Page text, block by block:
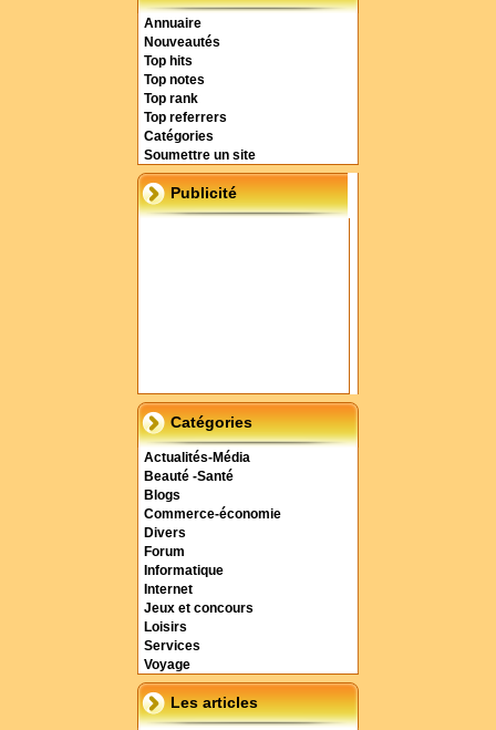
Annuaire
Nouveautés
Top hits
Top notes
Top rank
Top referrers
Catégories
Soumettre un site
Publicité
Catégories
Actualités-Média
Beauté -Santé
Blogs
Commerce-économie
Divers
Forum
Informatique
Internet
Jeux et concours
Loisirs
Services
Voyage
Les articles